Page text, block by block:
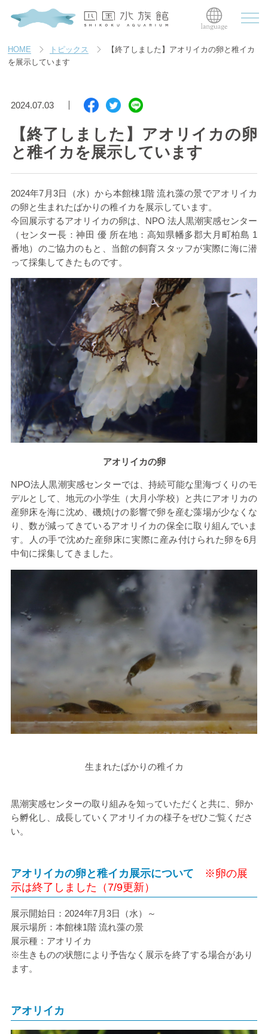
HOME トピックス
【終了しました】アオリイカの卵と稚イカ
を展示しています
2024.07.03
【終了しました】アオリイカの卵
と稚イカを展示しています
2024年7月3日（水）から本館棟1階 流れ藻の景でアオリイカ
の卵と生まれたばかりの稚イカを展示しています。
今回展示するアオリイカの卵は、NPO 法人黒潮実感センター
（センター長：神田 優 所在地：高知県幡多郡大月町柏島 1
番地）のご協力のもと、当館の飼育スタッフが実際に海に潜
って採集してきたものです。
アオリイカの卵
NPO法人黒潮実感センターでは、持続可能な里海づくりのモ
デルとして、地元の小学生（大月小学校）と共にアオリカの
産卵床を海に沈め、磯焼けの影響で卵を産む藻場が少なくな
り、数が減ってきているアオリイカの保全に取り組んでいま
す。人の手で沈めた産卵床に実際に産み付けられた卵を6月
中旬に採集してきました。
生まれたばかりの稚イカ
黒潮実感センターの取り組みを知っていただくと共に、卵か
ら孵化し、成長していくアオリイカの様子をぜひご覧くださ
い。
アオリイカの卵と稚イカ展示について
※卵の展
示は終了しました（7/9更新）
展示開始日：2024年7月3日（水）～
展示場所：本館棟1階 流れ藻の景
展示種：アオリイカ
※生きものの状態により予告なく展示を終了する場合があり
ます。
アオリイカ